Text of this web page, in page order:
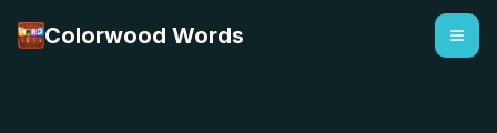
Colorwood Words